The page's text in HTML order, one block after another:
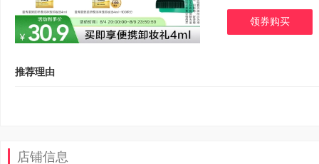
领券购买
推荐理由
店铺信息